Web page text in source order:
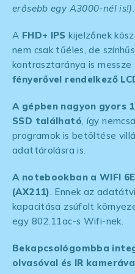
erősebb egy A3000-nél is!).
A FHD+ IPS kijelzőnek
nem csak tűéles, de
kontrasztaránya is messze
fényerővel rendelkező
A gépben nagyon gyors
SSD található, így
programok is betöltése
adattárolásra is.
A notebookban a WIFI
(AX211). Ennek az
kapacitása zsúfolt
egy 802.11ac-s Wifi-nek.
Bekapcsológombba
olvasóval és IR